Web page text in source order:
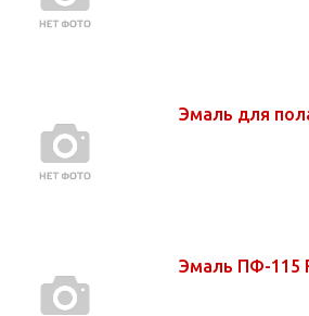
Эмаль для
Эмаль ПФ-115